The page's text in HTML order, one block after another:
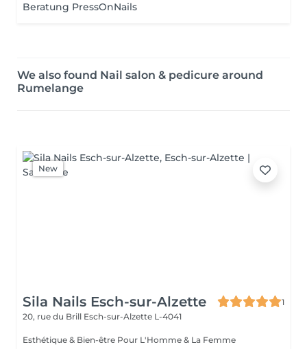
Beratung PressOnNails
We also found Nail salon & pedicure around
Rumelange
New
Sila Nails Esch-sur-Alzette
1
20, rue du Brill Esch-sur-Alzette L-4041
Esthétique & Bien-être Pour L'Homme & La Femme